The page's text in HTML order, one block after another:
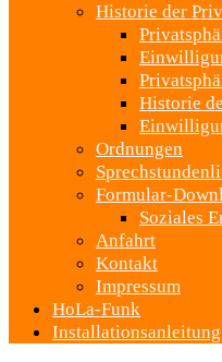
Historie der
Historie
Ordnungen
Formular-
Soziales
Anfahrt
Kontakt
Impressum
HoLa-Funk